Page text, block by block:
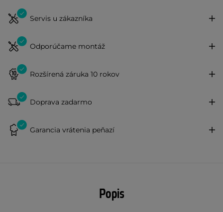
Servis u zákazníka
Odporúčame montáž
Rozšírená záruka 10 rokov
Doprava zadarmo
Garancia vrátenia peňazí
Popis